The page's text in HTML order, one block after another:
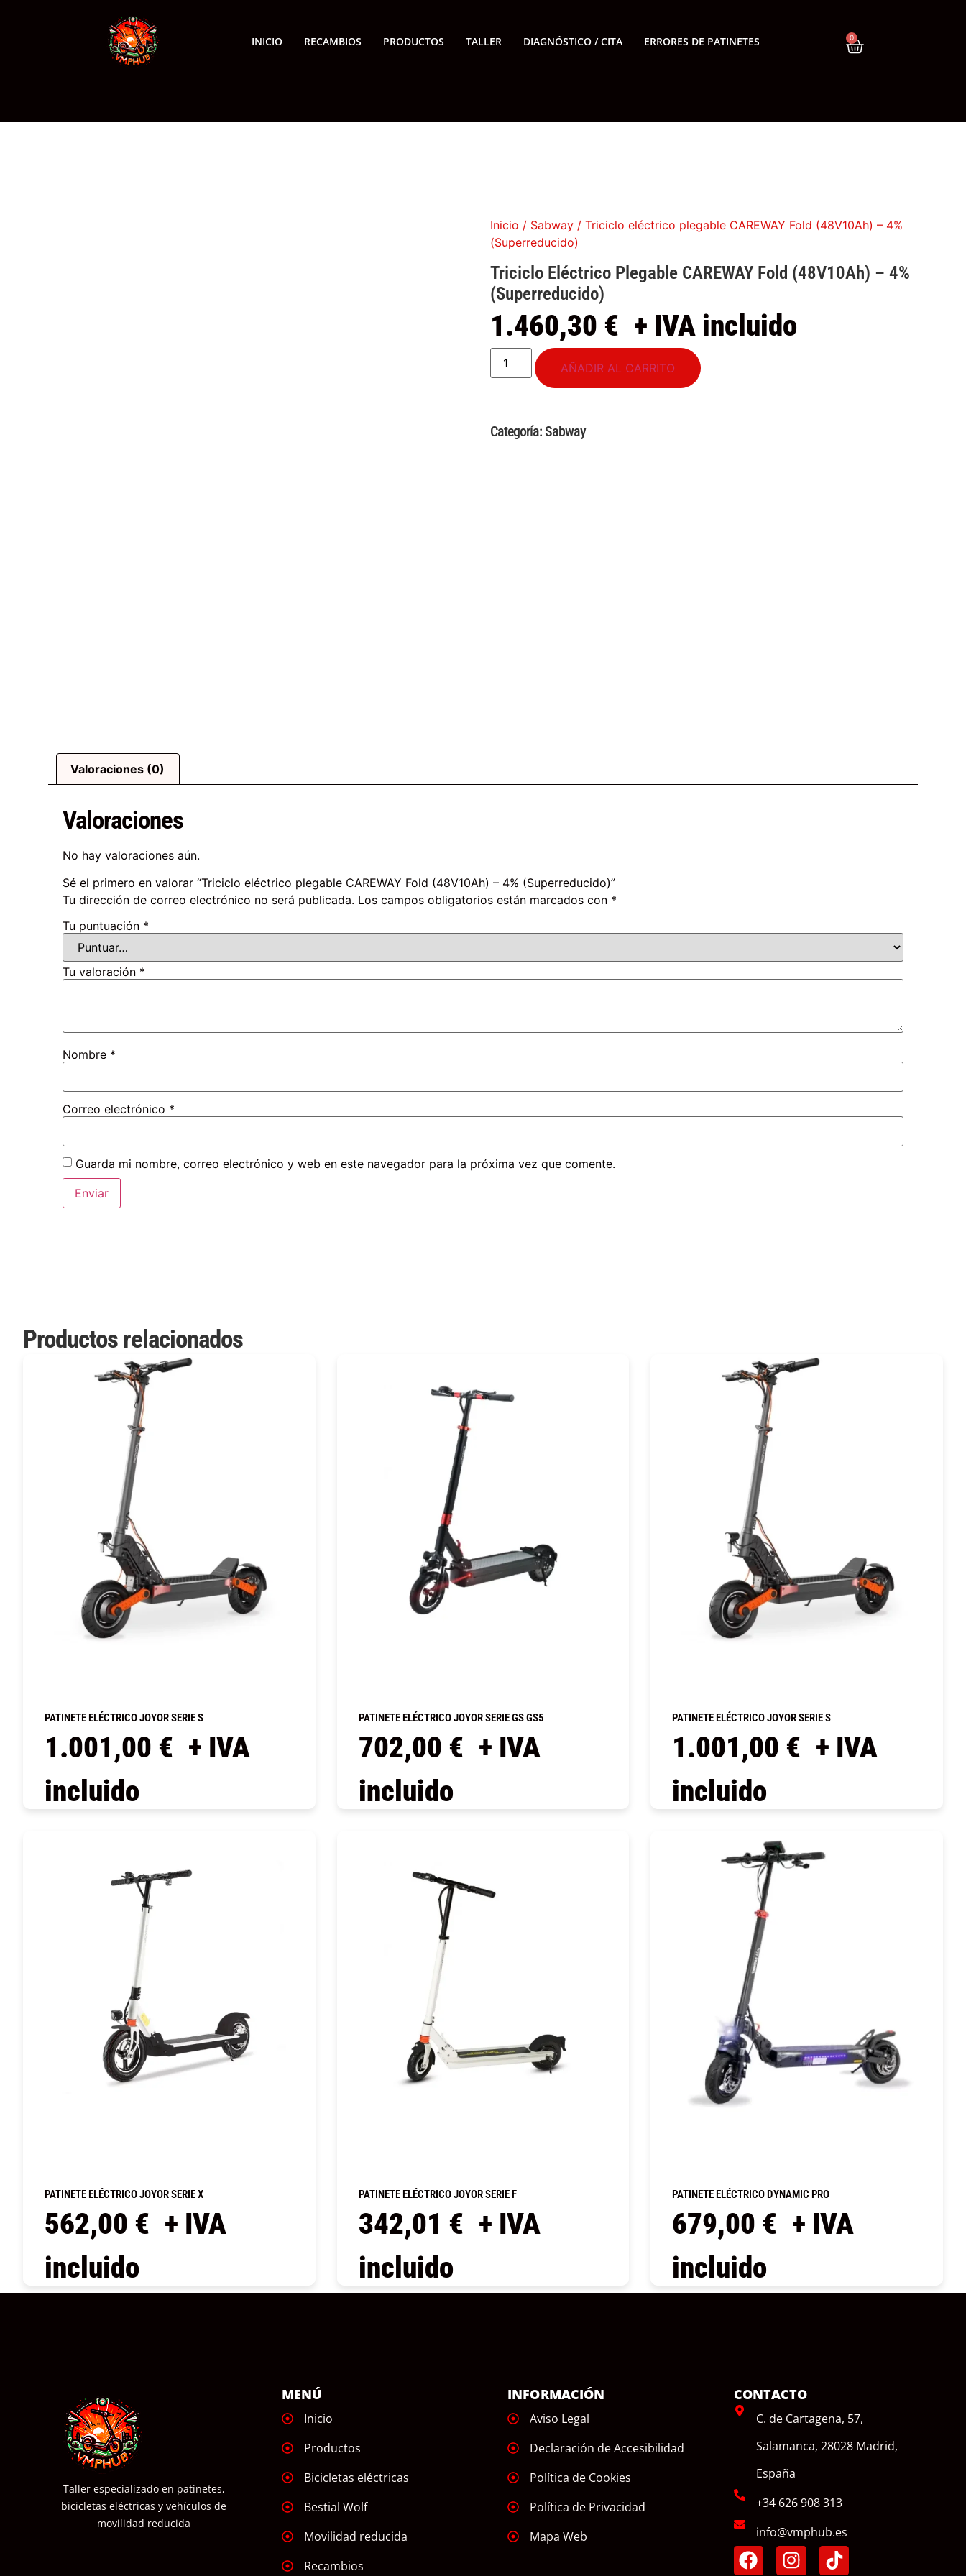
INICIO RECAMBIOS PRODUCTOS TALLER DIAGNÓSTICO / CITA ERRORES DE PATINETES 0
Inicio / Sabway / Triciclo eléctrico plegable CAREWAY Fold (48V10Ah) – 4%
(Superreducido)
Triciclo Eléctrico Plegable CAREWAY Fold (48V10Ah) – 4%
(Superreducido)
1.460,30 € + IVA incluido
AÑADIR AL CARRITO
Categoría:Sabway
Valoraciones (0)
Valoraciones
No hay valoraciones aún.
Sé el primero en valorar “Triciclo eléctrico plegable CAREWAY Fold (48V10Ah) – 4% (Superreducido)”
Tu dirección de correo electrónico no será publicada. Los campos obligatorios están marcados con *
Tu puntuación *
Tu valoración *
Nombre *
Correo electrónico *
Guarda mi nombre, correo electrónico y web en este navegador para la próxima vez que comente.
Productos relacionados
PATINETE ELÉCTRICO JOYOR SERIE S
1.001,00 € + IVA
incluido
PATINETE ELÉCTRICO JOYOR SERIE GS GS5
702,00 € + IVA
incluido
PATINETE ELÉCTRICO JOYOR SERIE S
1.001,00 € + IVA
incluido
PATINETE ELÉCTRICO JOYOR SERIE X
562,00 € + IVA
incluido
PATINETE ELÉCTRICO JOYOR SERIE F
342,01 € + IVA
incluido
PATINETE ELÉCTRICO DYNAMIC PRO
679,00 € + IVA
incluido
Taller especializado en patinetes,
bicicletas eléctricas y vehículos de
movilidad reducida
MENÚ
Inicio
Productos
Bicicletas eléctricas
Bestial Wolf
Movilidad reducida
Recambios
INFORMACIÓN
Aviso Legal
Declaración de Accesibilidad
Política de Cookies
Política de Privacidad
Mapa Web
CONTACTO
C. de Cartagena, 57,
Salamanca, 28028 Madrid,
España
+34 626 908 313
info@vmphub.es